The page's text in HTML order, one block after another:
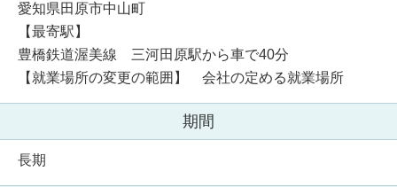
愛知県田原市中山町
【最寄駅】
豊橋鉄道渥美線 三河田原駅から車で40分
【就業場所の変更の範囲】 会社の定める就業場所
期間
長期